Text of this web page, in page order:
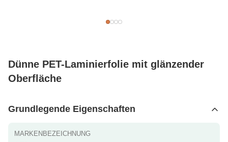
Dünne PET-Laminierfolie mit glänzender
Oberfläche
Grundlegende Eigenschaften
MARKENBEZEICHNUNG